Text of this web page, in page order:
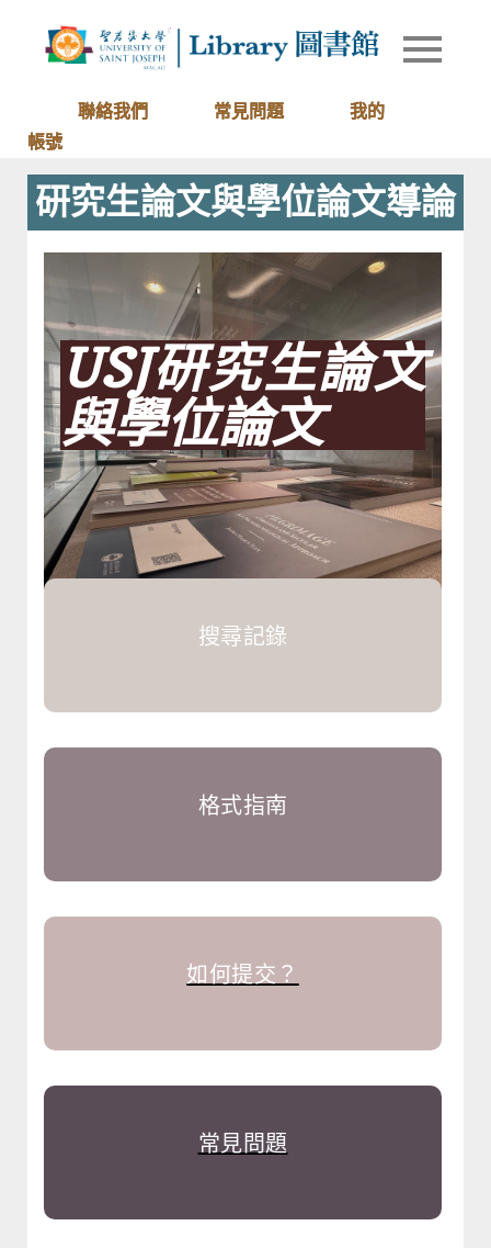
圖書館
Library of
聯絡我們 常見問題
我的
帳號
研究生論文與學位論文導論
USJ研究生論文
與學位論文
搜尋記錄
格式指南
如何提交？
常見問題